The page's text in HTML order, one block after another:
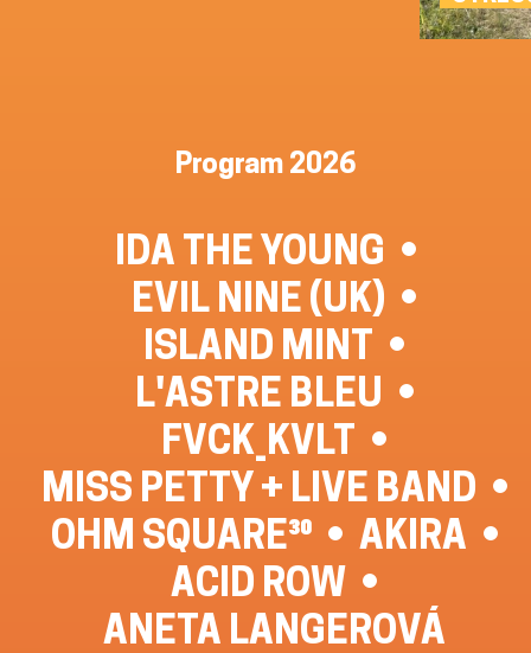
Program 2026
IDA THE YOUNG
EVIL NINE (UK)
ISLAND MINT
L'ASTRE BLEU
FVCK_KVLT
MISS PETTY + LIVE BAND
OHM SQUARE³⁰
AKIRA
ACID ROW
ANETA LANGEROVÁ